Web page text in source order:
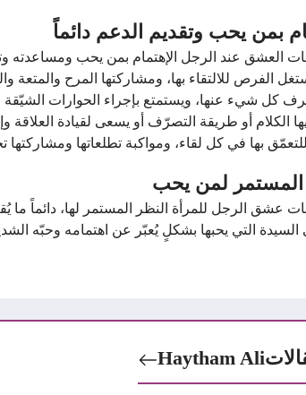
بمن يحب وتقديم الدعم دائماً
العشق عند الرجل الإهتمام بمن يحب ومساعدته
الفرص للالتقاء بها، ومشاركتها المرح والمتعة
كل شيء عنها، ويستمتع بإجراء الحوارات الشيّقة
الكلام أو طريقة التصرّف أو يسعى لقيادة
بها في كل لقاء، ومواكبة تطلعاتها ومشاركتها
المستمر لمن يحب
عشق الرجل للمرأة النظر المستمر لها، دائماً
السيدة التي يحبها بشكلٍ يُعبّر عن اهتمامه وحبّه
Haytham Ali